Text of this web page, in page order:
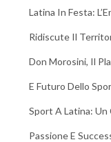
Latina In Festa:
Ridiscute Il
Don Morosini, Il
E Futuro Dello
Sport A Latina:
Passione E